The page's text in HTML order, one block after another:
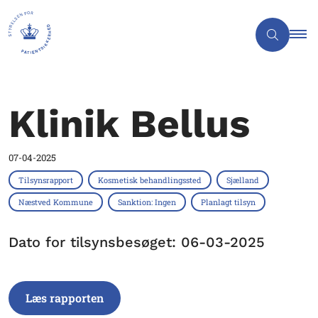
Klinik Bellus
07-04-2025
Tilsynsrapport Kosmetisk behandlingssted Sjælland
Næstved Kommune Sanktion: Ingen Planlagt tilsyn
Dato for tilsynsbesøget: 06-03-2025
Læs rapporten